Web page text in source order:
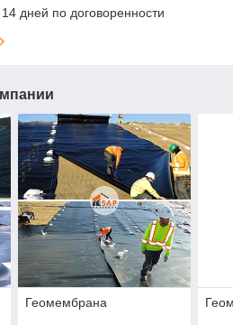
дней по договоренности
Геомембрана